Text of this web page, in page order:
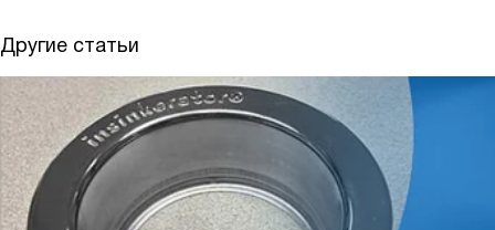
Другие статьи